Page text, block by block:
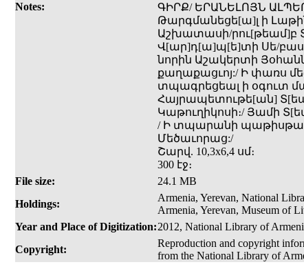
Notes:
ԳԻՐՔ/ ԵՐԱՆԵԼՈՅՆ
Թարգմանեցե[ա]լ ի
Աշխատասի/րու[թեամ]բ
Վ[ար]դ[ա]պ[ե]տի Սե/
նորին Աշակերտի
քաղաքացւոյ:/ Ի փառս
տպագրեցեալ ի օգուտ
Հայրապետութե[ան]
Կաթուղիկոսի։/ Յամի
/ Ի տպարանի պաթիսթա
Մեծաւորաց:/
Շարվ. 10,3x6,4 սմ։
300 էջ։
File size:
24.1 MB
Holdings:
Armenia, Yerevan, National
Armenia, Yerevan, Museum of
Year and Place of Digitization:2012, National Library of
Copyright:
Reproduction and copyright
from the National Library of